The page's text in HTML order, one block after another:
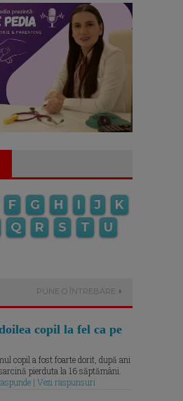
F G H I J
K
Q R S T
U
PUNE O ÎNTREBARE
copil la fel ca pe
copil a fost foarte dorit, după ani
pierduta la 16 săptămâni.
| Vezi raspunsuri